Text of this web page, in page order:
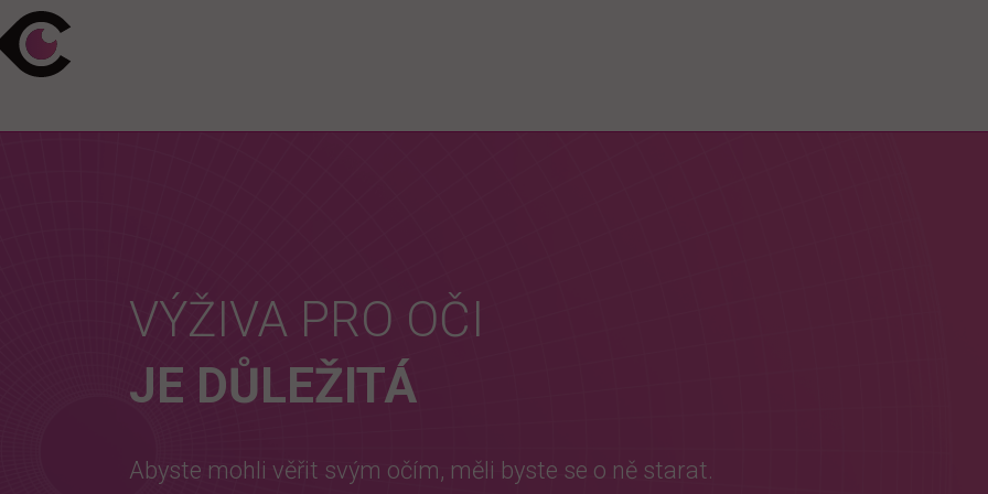
VÝŽIVA PRO OČI
JE DŮLEŽITÁ
Abyste mohli věřit svým očím, měli byste se o ně starat.